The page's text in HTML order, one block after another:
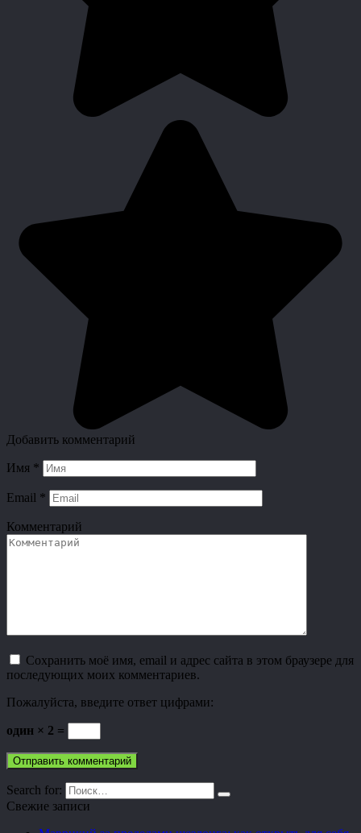
Добавить комментарий
Имя *
Email *
Комментарий
Сохранить моё имя, email и адрес сайта в этом браузере для
последующих моих комментариев.
Пожалуйста, введите ответ цифрами:
один × 2 =
Search for:
Свежие записи